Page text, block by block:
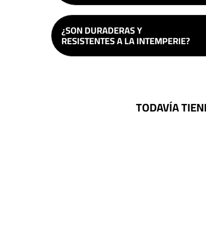
¿SON DURADERAS Y
RESISTENTES A LA INTEMPERIE?
TODAVÍA